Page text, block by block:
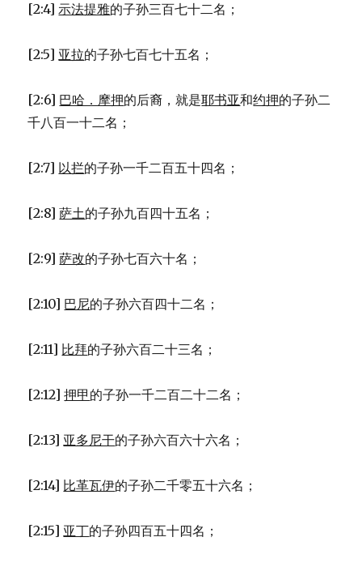
[2:4]示法提雅的子孙三百七十二名；
[2:5] 亚拉的子孙七百七十五名；
[2:6] 巴哈．摩押的后裔，就是耶书亚和约押的子孙二
千八百一十二名；
[2:7] 以拦的子孙一千二百五十四名；
[2:8]萨土的子孙九百四十五名；
[2:9]萨改的子孙七百六十名；
[2:10] 巴尼的子孙六百四十二名；
[2:11] 比拜的子孙六百二十三名；
[2:12]押甲 的子孙一千二百二十二名；
[2:13] 亚多尼干的子孙六百六十六名；
[2:14] 比革瓦伊的子孙二千零五十六名；
[2:15] 亚丁的子孙四百五十四名；